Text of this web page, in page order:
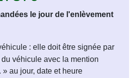
le jour de l'enlèvement
: elle doit être signée par
véhicule avec la mention
au jour, date et heure